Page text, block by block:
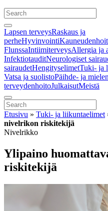
Lapsen terveysRaskaus ja
perheHyvinvointi
FlunssaIntiimiterveysAllergia ja
InfektiotauditNeurologiset
sairaudetHengityselimetTuki- ja
Vatsa ja suolistoPäihde- ja
terveydenhoitoJulkaisutMeistä
Etusivu » Tuki- ja liikuntaelimet
nivelrikon riskitekijä
Nivelrikko
Ylipaino
riskitekijä